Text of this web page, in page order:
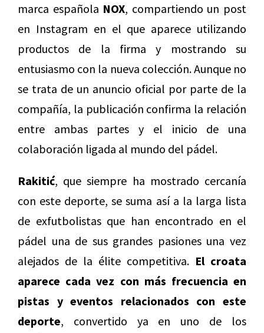
marca española NOX, compartiendo un post
en Instagram en el que aparece utilizando
productos de la firma y mostrando su
entusiasmo con la nueva colección. Aunque no
se trata de un anuncio oficial por parte de la
compañía, la publicación confirma la relación
entre ambas partes y el inicio de una
colaboración ligada al mundo del pádel.
Rakitić, que siempre ha mostrado cercanía
con este deporte, se suma así a la larga lista
de exfutbolistas que han encontrado en el
pádel una de sus grandes pasiones una vez
alejados de la élite competitiva. El croata
aparece cada vez con más frecuencia en
pistas y eventos relacionados con este
deporte, convertido ya en uno de los